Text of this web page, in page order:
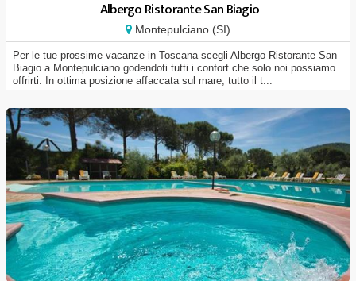
Albergo Ristorante San Biagio
Montepulciano (SI)
Per le tue prossime vacanze in Toscana scegli Albergo Ristorante San
Biagio a Montepulciano godendoti tutti i confort che solo noi possiamo
offrirti. In ottima posizione affaccata sul mare, tutto il t...